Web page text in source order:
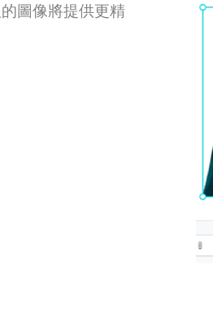
圖像將提供更精